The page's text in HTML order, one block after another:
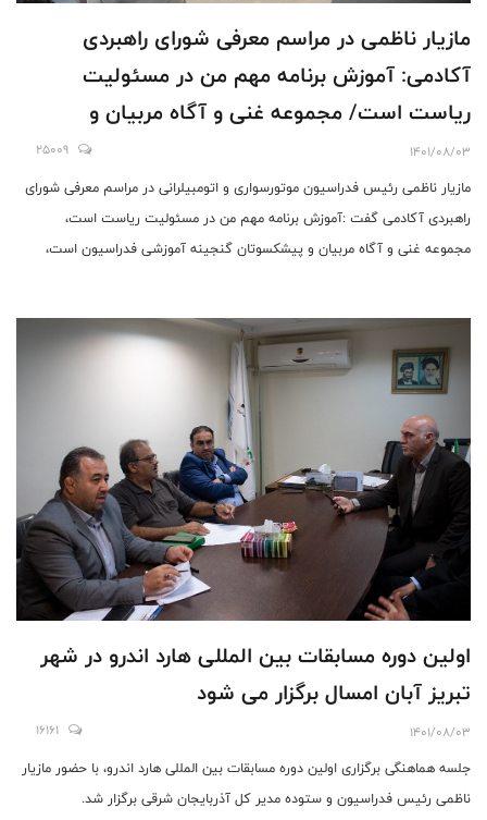
مازیار ناظمی در مراسم معرفی شورای راهبردی
آکادمی: آموزش برنامه مهم من در مسئولیت
ریاست است/ مجموعه غنی و آگاه مربیان و
پیشکسوتان گنجینه آموزشی فدراسیون است
1401/08/03
25009
مازیار ناظمی رئیس فدراسیون موتورسواری و اتومبیلرانی در مراسم معرفی شورای
راهبردی آکادمی گفت :آموزش برنامه مهم من در مسئولیت ریاست است،
مجموعه غنی و آگاه مربیان و پیشکسوتان گنجینه آموزشی فدراسیون است،
اولین دوره مسابقات بین المللی هارد اندرو در شهر
تبریز آبان امسال برگزار می شود
1401/08/03
16161
جلسه هماهنگی برگزاری اولین دوره مسابقات بین المللی هارد اندرو، با حضور مازیار
ناظمی رئیس فدراسیون و ستوده مدیر کل آذربایجان شرقی برگزار شد.